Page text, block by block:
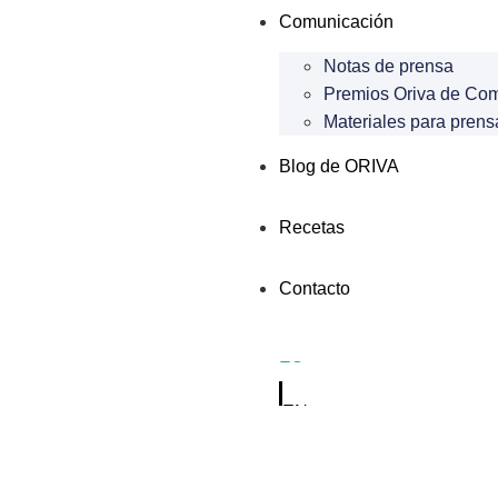
Comunicación
Notas de prensa
Premios Oriva de
Materiales para
Blog de ORIVA
Recetas
Contacto
ES
EN